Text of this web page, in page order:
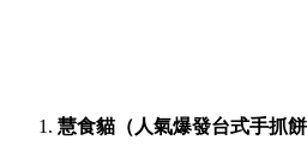
慧食貓（人氣爆發台式手抓餅